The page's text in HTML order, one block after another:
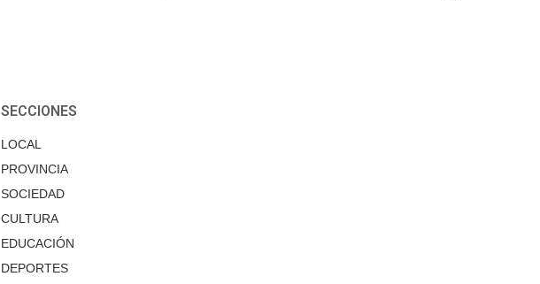
SECCIONES
LOCAL
PROVINCIA
SOCIEDAD
CULTURA
EDUCACIÓN
DEPORTES